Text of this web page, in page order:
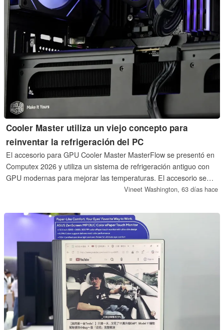
Cooler Master utiliza un viejo concepto para
reinventar la refrigeración del PC
El accesorio para GPU Cooler Master MasterFlow se presentó en
Computex 2026 y utiliza un sistema de refrigeración antiguo con
GPU modernas para mejorar las temperaturas. El accesorio se
encuentra actualmente en fase de desarrollo, con algunos
Vineet Washington, 63 días hace